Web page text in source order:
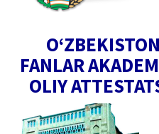
FANLAR
OLIY